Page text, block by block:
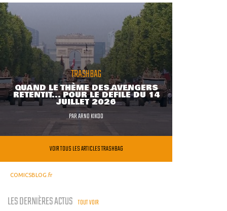
TRASHBAG
QUAND LE THÈME DES AVENGERS
RETENTIT... POUR LE DÉFILÉ DU 14
JUILLET 2026
PARARNO KIKOO
VOIR TOUS LES ARTICLES TRASHBAG
COMICSBLOG.fr
LES DERNIÈRES ACTUS TOUT VOIR